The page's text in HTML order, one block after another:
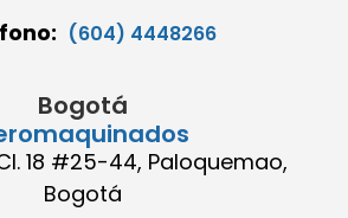
(604) 4448266
Bogotá
18 #25-44, Paloquemao,
Bogotá